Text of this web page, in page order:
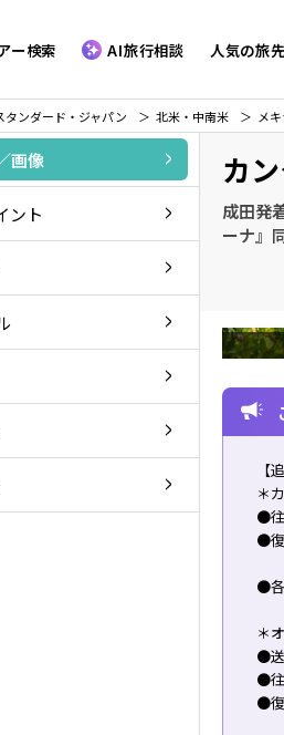
ー検索 AI旅行相談 人気の旅
ンダード・ジャパン 北米・中南米 メ
画像
ント
カ
成田発
ーナ』
【
＊
●往
●復
●各
＊
●
●往
●復